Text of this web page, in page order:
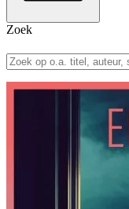
Zoek